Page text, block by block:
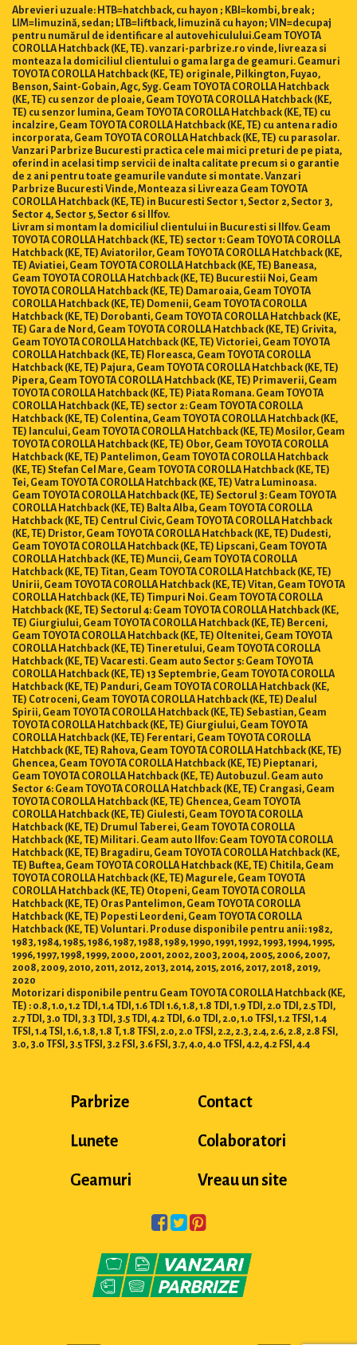
Abrevieri uzuale: HTB=hatchback, cu hayon ; KBI=kombi, break ;
LIM=limuzină, sedan; LTB=liftback, limuzină cu hayon; VIN=decupaj
pentru numărul de identificare al autovehiculului.Geam TOYOTA
COROLLA Hatchback (KE, TE). vanzari-parbrize.ro vinde, livreaza si
monteaza la domiciliul clientului o gama larga de geamuri. Geamuri
TOYOTA COROLLA Hatchback (KE, TE) originale, Pilkington, Fuyao,
Benson, Saint-Gobain, Agc, Syg. Geam TOYOTA COROLLA Hatchback
(KE, TE) cu senzor de ploaie, Geam TOYOTA COROLLA Hatchback (KE,
TE) cu senzor lumina, Geam TOYOTA COROLLA Hatchback (KE, TE) cu
incalzire, Geam TOYOTA COROLLA Hatchback (KE, TE) cu antena radio
incorporata, Geam TOYOTA COROLLA Hatchback (KE, TE) cu parasolar.
Vanzari Parbrize Bucuresti practica cele mai mici preturi de pe piata,
oferind in acelasi timp servicii de inalta calitate precum si o garantie
de 2 ani pentru toate geamurile vandute si montate. Vanzari
Parbrize Bucuresti Vinde, Monteaza si Livreaza Geam TOYOTA
COROLLA Hatchback (KE, TE) in Bucuresti Sector 1, Sector 2, Sector 3,
Sector 4, Sector 5, Sector 6 si Ilfov.
Livram si montam la domiciliul clientului in Bucuresti si Ilfov. Geam
TOYOTA COROLLA Hatchback (KE, TE) sector 1: Geam TOYOTA COROLLA
Hatchback (KE, TE) Aviatorilor, Geam TOYOTA COROLLA Hatchback (KE,
TE) Aviatiei, Geam TOYOTA COROLLA Hatchback (KE, TE) Baneasa,
Geam TOYOTA COROLLA Hatchback (KE, TE) Bucurestii Noi, Geam
TOYOTA COROLLA Hatchback (KE, TE) Damaroaia, Geam TOYOTA
COROLLA Hatchback (KE, TE) Domenii, Geam TOYOTA COROLLA
Hatchback (KE, TE) Dorobanti, Geam TOYOTA COROLLA Hatchback (KE,
TE) Gara de Nord, Geam TOYOTA COROLLA Hatchback (KE, TE) Grivita,
Geam TOYOTA COROLLA Hatchback (KE, TE) Victoriei, Geam TOYOTA
COROLLA Hatchback (KE, TE) Floreasca, Geam TOYOTA COROLLA
Hatchback (KE, TE) Pajura, Geam TOYOTA COROLLA Hatchback (KE, TE)
Pipera, Geam TOYOTA COROLLA Hatchback (KE, TE) Primaverii, Geam
TOYOTA COROLLA Hatchback (KE, TE) Piata Romana. Geam TOYOTA
COROLLA Hatchback (KE, TE) sector 2: Geam TOYOTA COROLLA
Hatchback (KE, TE) Colentina, Geam TOYOTA COROLLA Hatchback (KE,
TE) Iancului, Geam TOYOTA COROLLA Hatchback (KE, TE) Mosilor, Geam
TOYOTA COROLLA Hatchback (KE, TE) Obor, Geam TOYOTA COROLLA
Hatchback (KE, TE) Pantelimon, Geam TOYOTA COROLLA Hatchback
(KE, TE) Stefan Cel Mare, Geam TOYOTA COROLLA Hatchback (KE, TE)
Tei, Geam TOYOTA COROLLA Hatchback (KE, TE) Vatra Luminoasa.
Geam TOYOTA COROLLA Hatchback (KE, TE) Sectorul 3: Geam TOYOTA
COROLLA Hatchback (KE, TE) Balta Alba, Geam TOYOTA COROLLA
Hatchback (KE, TE) Centrul Civic, Geam TOYOTA COROLLA Hatchback
(KE, TE) Dristor, Geam TOYOTA COROLLA Hatchback (KE, TE) Dudesti,
Geam TOYOTA COROLLA Hatchback (KE, TE) Lipscani, Geam TOYOTA
COROLLA Hatchback (KE, TE) Muncii, Geam TOYOTA COROLLA
Hatchback (KE, TE) Titan, Geam TOYOTA COROLLA Hatchback (KE, TE)
Unirii, Geam TOYOTA COROLLA Hatchback (KE, TE) Vitan, Geam TOYOTA
COROLLA Hatchback (KE, TE) Timpuri Noi. Geam TOYOTA COROLLA
Hatchback (KE, TE) Sectorul 4: Geam TOYOTA COROLLA Hatchback (KE,
TE) Giurgiului, Geam TOYOTA COROLLA Hatchback (KE, TE) Berceni,
Geam TOYOTA COROLLA Hatchback (KE, TE) Oltenitei, Geam TOYOTA
COROLLA Hatchback (KE, TE) Tineretului, Geam TOYOTA COROLLA
Hatchback (KE, TE) Vacaresti. Geam auto Sector 5: Geam TOYOTA
COROLLA Hatchback (KE, TE) 13 Septembrie, Geam TOYOTA COROLLA
Hatchback (KE, TE) Panduri, Geam TOYOTA COROLLA Hatchback (KE,
TE) Cotroceni, Geam TOYOTA COROLLA Hatchback (KE, TE) Dealul
Spirii, Geam TOYOTA COROLLA Hatchback (KE, TE) Sebastian, Geam
TOYOTA COROLLA Hatchback (KE, TE) Giurgiului, Geam TOYOTA
COROLLA Hatchback (KE, TE) Ferentari, Geam TOYOTA COROLLA
Hatchback (KE, TE) Rahova, Geam TOYOTA COROLLA Hatchback (KE, TE)
Ghencea, Geam TOYOTA COROLLA Hatchback (KE, TE) Pieptanari,
Geam TOYOTA COROLLA Hatchback (KE, TE) Autobuzul. Geam auto
Sector 6: Geam TOYOTA COROLLA Hatchback (KE, TE) Crangasi, Geam
TOYOTA COROLLA Hatchback (KE, TE) Ghencea, Geam TOYOTA
COROLLA Hatchback (KE, TE) Giulesti, Geam TOYOTA COROLLA
Hatchback (KE, TE) Drumul Taberei, Geam TOYOTA COROLLA
Hatchback (KE, TE) Militari. Geam auto Ilfov: Geam TOYOTA COROLLA
Hatchback (KE, TE) Bragadiru, Geam TOYOTA COROLLA Hatchback (KE,
TE) Buftea, Geam TOYOTA COROLLA Hatchback (KE, TE) Chitila, Geam
TOYOTA COROLLA Hatchback (KE, TE) Magurele, Geam TOYOTA
COROLLA Hatchback (KE, TE) Otopeni, Geam TOYOTA COROLLA
Hatchback (KE, TE) Oras Pantelimon, Geam TOYOTA COROLLA
Hatchback (KE, TE) Popesti Leordeni, Geam TOYOTA COROLLA
Hatchback (KE, TE) Voluntari. Produse disponibile pentru anii: 1982,
1983, 1984, 1985, 1986, 1987, 1988, 1989, 1990, 1991, 1992, 1993, 1994, 1995,
1996, 1997, 1998, 1999, 2000, 2001, 2002, 2003, 2004, 2005, 2006, 2007,
2008, 2009, 2010, 2011, 2012, 2013, 2014, 2015, 2016, 2017, 2018, 2019,
2020
Motorizari disponibile pentru Geam TOYOTA COROLLA Hatchback (KE,
TE) : 0.8, 1.0, 1.2 TDI, 1.4 TDI, 1.6 TDI 1.6, 1.8, 1.8 TDI, 1.9 TDI, 2.0 TDI, 2.5 TDI,
2.7 TDI, 3.0 TDI, 3.3 TDI, 3.5 TDI, 4.2 TDI, 6.0 TDI, 2.0, 1.0 TFSI, 1.2 TFSI, 1.4
TFSI, 1.4 TSI, 1.6, 1.8, 1.8 T, 1.8 TFSI, 2.0, 2.0 TFSI, 2.2, 2.3, 2.4, 2.6, 2.8, 2.8 FSI,
3.0, 3.0 TFSI, 3.5 TFSI, 3.2 FSI, 3.6 FSI, 3.7, 4.0, 4.0 TFSI, 4.2, 4.2 FSI, 4.4
Parbrize
Lunete
Geamuri
Contact
Colaboratori
Vreau un site